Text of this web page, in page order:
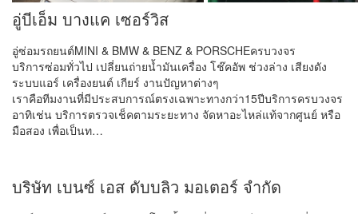
อู่บีเอ็ม บางแค เซอร์วิส
อู่ซ่อมรถยนต์MINI & BMW & BENZ & PORSCHEครบวงจร
บริการซ่อมทั่วไป เปลี่ยนถ่ายน้ำมันเครื่อง โช๊คอัพ ช่วงล่าง เสียงดัง
ระบบแอร์ เครื่องยนต์ เกียร์ งานปัญหาต่างๆ
เราคือทีมงานที่มีประสบการณ์ตรงเฉพาะทางกว่า15ปีบริการครบวงจร​
อาทิเช่น​ บริการตรวจเช็คตามระยะทาง จัดหาอะไหล่แท้​จากศูนย์​ หรือ
มือสอง​ เพื่อเป็นท…
บริษัท เบนซ์ เอส ดับบลิว มอเตอร์ จำกัด